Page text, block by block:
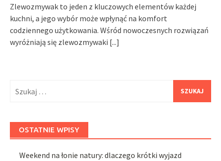
Zlewozmywak to jeden z kluczowych elementów każdej
kuchni, a jego wybór może wpłynąć na komfort
codziennego użytkowania. Wśród nowoczesnych rozwiązań
wyróżniają się zlewozmywaki [...]
OSTATNIE WPISY
Weekend na łonie natury: dlaczego krótki wyjazd